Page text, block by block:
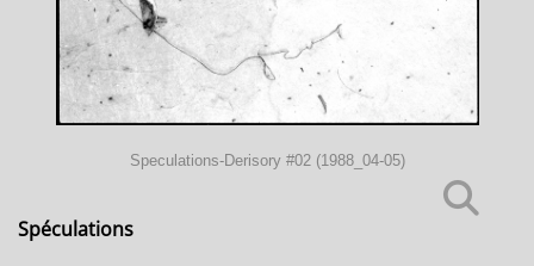
Speculations-Derisory #02 (1988_04-05)
Spéculations